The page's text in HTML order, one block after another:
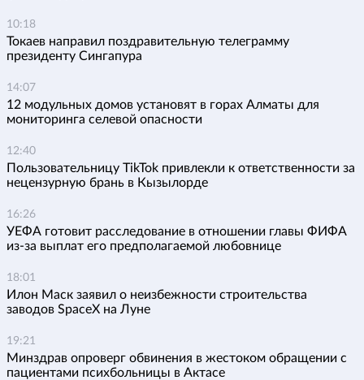
10:18
Токаев направил поздравительную телеграмму
президенту Сингапура
14:07
12 модульных домов установят в горах Алматы для
мониторинга селевой опасности
12:40
Пользовательницу TikTok привлекли к ответственности за
нецензурную брань в Кызылорде
16:26
УЕФА готовит расследование в отношении главы ФИФА
из-за выплат его предполагаемой любовнице
18:01
Илон Маск заявил о неизбежности строительства
заводов SpaceX на Луне
19:21
Минздрав опроверг обвинения в жестоком обращении с
пациентами психбольницы в Актасе